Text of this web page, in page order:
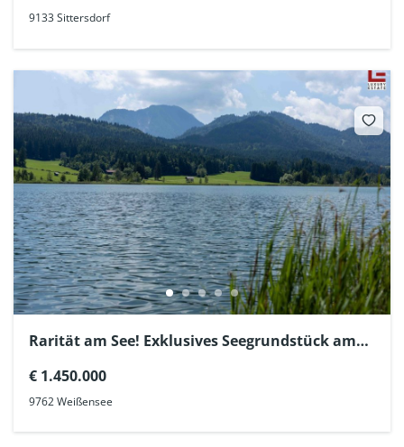
9133 Sittersdorf
Rarität am See! Exklusives Seegrundstück am
€ 1.450.000
9762 Weißensee